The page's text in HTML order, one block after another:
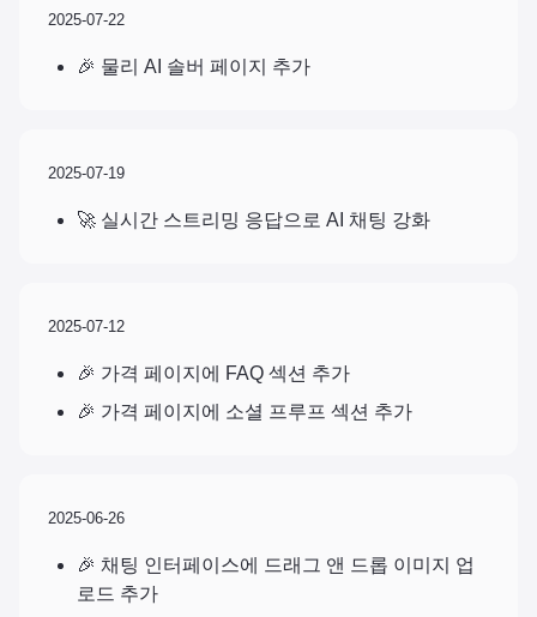
2025-07-22
🎉 물리 AI 솔버 페이지 추가
2025-07-19
🚀 실시간 스트리밍 응답으로 AI 채팅 강화
2025-07-12
🎉 가격 페이지에 FAQ 섹션 추가
🎉 가격 페이지에 소셜 프루프 섹션 추가
2025-06-26
🎉 채팅 인터페이스에 드래그 앤 드롭 이미지 업
로드 추가